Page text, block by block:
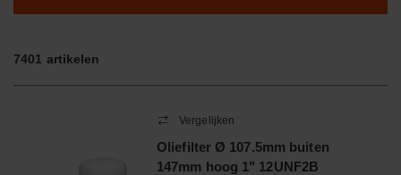
7401 artikelen
Vergelijken
Oliefilter Ø 107.5mm buiten
147mm hoog 1" 12UNF2B